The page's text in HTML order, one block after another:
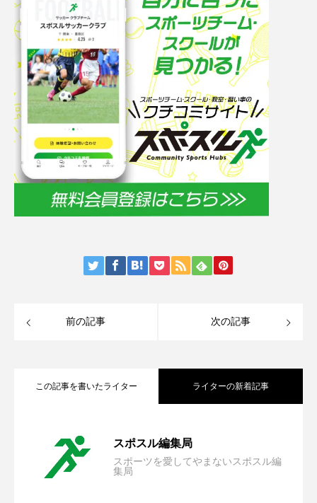
前の記事 次の記事
この記事を書いたライター ライターの新着記事
スポスル編集局
スポーツを愛してやまないスポスル編
集局
2026.07.13